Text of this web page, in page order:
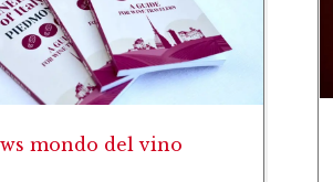
News mondo del vino